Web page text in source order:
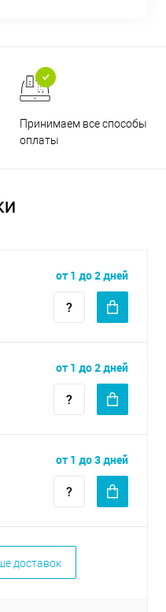
Принимаем все способы
оплаты
от 1 до 2 дней
от 1 до 2 дней
от 1 до 3 дней
доставок